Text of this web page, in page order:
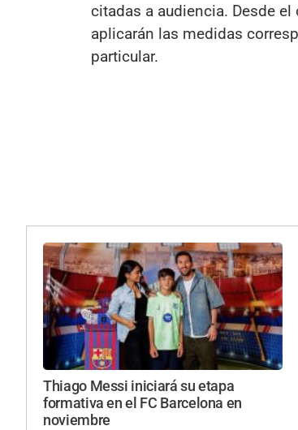
citadas a audiencia. Desde
aplicarán las medidas
particular.
Thiago Messi iniciará su etapa
formativa en el FC Barcelona en
noviembre